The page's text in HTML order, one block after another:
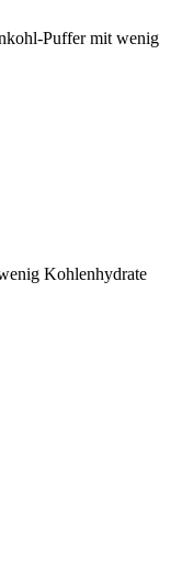
Puffer mit wenig
Kohlenhydrate